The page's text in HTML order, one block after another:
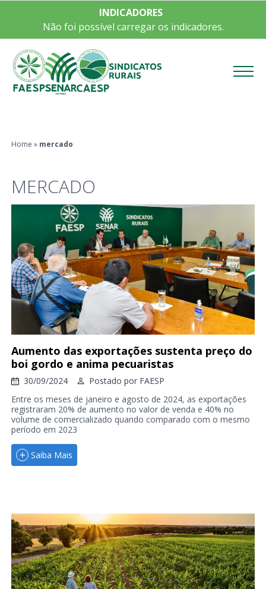
INDICADORES
Não foi possível carregar os indicadores.
Home » mercado
MERCADO
Aumento das exportações sustenta preço do
boi gordo e anima pecuaristas
30/09/2024 Postado por FAESP
Entre os meses de janeiro e agosto de 2024, as exportações
registraram 20% de aumento no valor de venda e 40% no
volume de comercializado quando comparado com o mesmo
período em 2023
Saiba Mais